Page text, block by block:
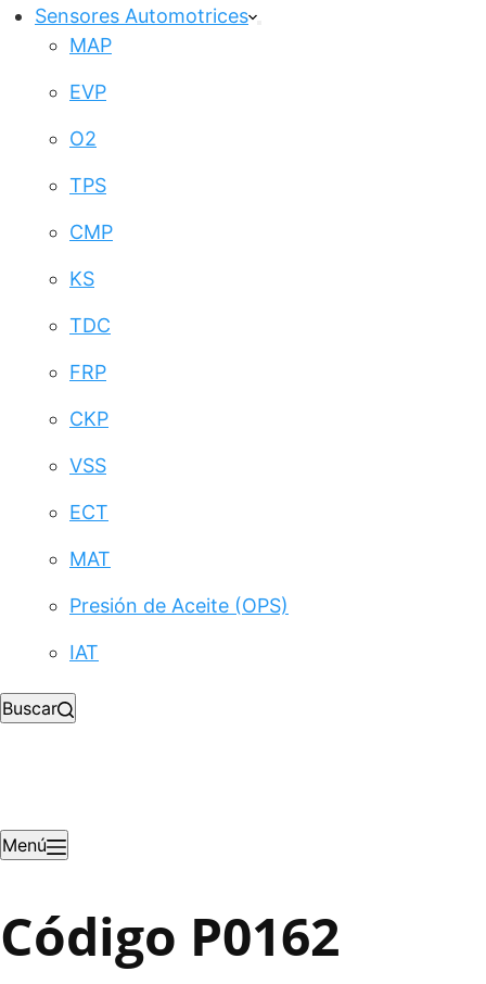
Sensores Automotrices
MAP
EVP
O2
TPS
CMP
KS
TDC
FRP
CKP
VSS
ECT
MAT
Presión de Aceite (OPS)
IAT
Buscar
Menú
Código P0162